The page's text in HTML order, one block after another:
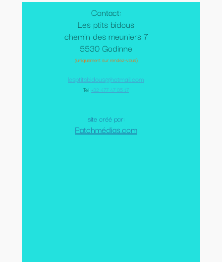
Contact:
Les ptits bidous
chemin des meuniers 7
5530 Godinne
(uniquement sur rendez-vous)
lesptitsbidous@hotmail.com
Tel: +32 477 47 05 17
site créé par:
Patchmédias.com